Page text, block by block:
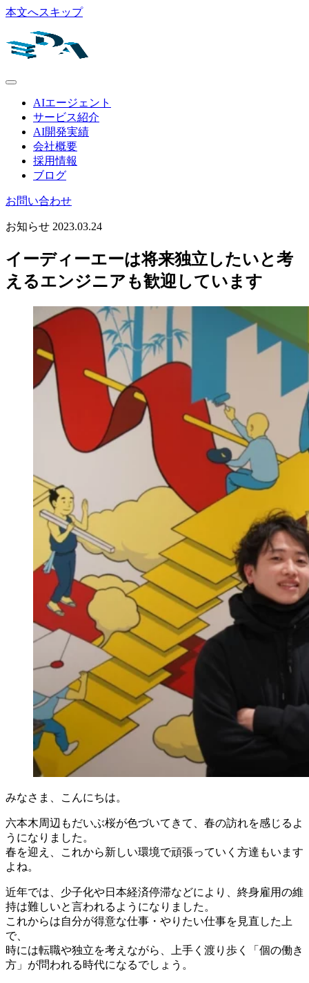
本文へスキップ
AIエージェント
サービス紹介
AI開発実績
会社概要
採用情報
ブログ
お問い合わせ
お知らせ 2023.03.24
イーディーエーは将来独立したいと考
えるエンジニアも歓迎しています
みなさま、こんにちは。
六本木周辺もだいぶ桜が色づいてきて、春の訪れを感じるよ
うになりました。
春を迎え、これから新しい環境で頑張っていく方達もいます
よね。
近年では、少子化や日本経済停滞などにより、終身雇用の維
持は難しいと言われるようになりました。
これからは自分が得意な仕事・やりたい仕事を見直した上
で、
時には転職や独立を考えながら、上手く渡り歩く「個の働き
方」が問われる時代になるでしょう。